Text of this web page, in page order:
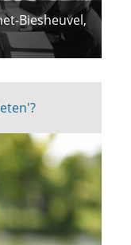
Biesheuvel,